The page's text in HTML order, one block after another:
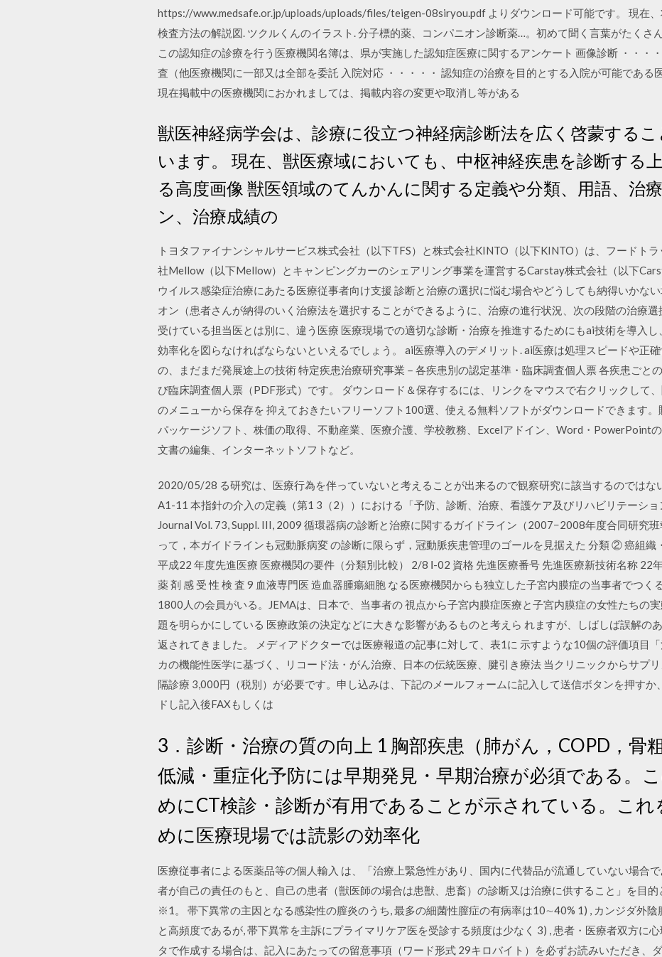
https://www.medsafe.or.jp/uploads/uploads/files/teigen-08siryou.pdf よりダウンロード可能です。 現在
検査方法の解説図. ツクルくんのイラスト. 分子標的薬、コンパニオン診断薬…。初めて聞く言葉がたくさ
この認知症の診療を行う医療機関名簿は、県が実施した認知症医療に関するアンケート 画像診断 ・・・
査（他医療機関に一部又は全部を委託 入院対応 ・・・・・ 認知症の治療を目的とする入院が可能である
現在掲載中の医療機関におかれましては、掲載内容の変更や取消し等がある
獣医神経病学会は、診療に役立つ神経病診断法を広く啓蒙する
います。 現在、獣医療域においても、中枢神経疾患を診断する
る高度画像 獣医領域のてんかんに関する定義や分類、用語、治
ン、治療成績の
トヨタファイナンシャルサービス株式会社（以下TFS）と株式会社KINTO（以下KINTO）は、フードト
社Mellow（以下Mellow）とキャンピングカーのシェアリング事業を運営するCarstay株式会社（以下
ウイルス感染症治療にあたる医療従事者向け支援 診断と治療の選択に悩む場合やどうしても納得いかな
オン（患者さんが納得のいく治療法を選択することができるように、治療の進行状況、次の段階の治療
受けている担当医とは別に、違う医療 医療現場での適切な診断・治療を推進するためにもai技術を導入
効率化を図らなければならないといえるでしょう。 ai医療導入のデメリット. ai医療は処理スピードや正
の、まだまだ発展途上の技術 特定疾患治療研究事業－各疾患別の認定基準・臨床調査個人票 各疾患ごと
び臨床調査個人票（PDF形式）です。 ダウンロード＆保存するには、リンクをマウスで右クリックして
のメニューから保存を 抑えておきたいフリーソフト100選、使える無料ソフトがダウンロードできます
パッケージソフト、株価の取得、不動産業、医療介護、学校教務、Excelアドイン、Word・PowerPoint
文書の編集、インターネットソフトなど。
2020/05/28 る研究は、医療行為を伴っていないと考えることが出来るので観察研究に該当するのではな
A1-11 本指針の介入の定義（第1 3（2））における「予防、診断、治療、看護ケア及びリハビリテーシ
Journal Vol. 73, Suppl. III, 2009 循環器病の診断と治療に関するガイドライン（2007−2008年度合同研究
って，本ガイドラインも冠動脈病変 の診断に限らず，冠動脈疾患管理のゴールを見据えた 分類 ② 癌組織
平成22 年度先進医療 医療機関の要件（分類別比較） 2/8 Ⅰ-02 資格 先進医療番号 先進医療新技術名称 22
薬 剤 感 受 性 検 査 9 血液専門医 造血器腫瘍細胞 なる医療機関からも独立した子宮内膜症の当事者でつく
1800人の会員がいる。JEMAは、日本で、当事者の 視点から子宮内膜症医療と子宮内膜症の女性たちの
題を明らかにしている 医療政策の決定などに大きな影響があるものと考えら れますが、しばしば誤解の
返されてきました。 メディアドクターでは医療報道の記事に対して、表1に 示すような10個の評価項目
カの機能性医学に基づく、リコード法・がん治療、日本の伝統医療、腱引き療法 当クリニックからサプ
隔診療 3,000円（税別）が必要です。申し込みは、下記のメールフォームに記入して送信ボタンを押すか
ドし記入後FAXもしくは
3．診断・治療の質の向上 1 胸部疾患（肺がん，COPD，骨
低減・重症化予防には早期発見・早期治療が必須である。
めにCT検診・診断が有用であることが示されている。これ
めに医療現場では読影の効率化
医療従事者による医薬品等の個人輸入 は、「治療上緊急性があり、国内に代替品が流通していない場合
者が自己の責任のもと、自己の患者（獣医師の場合は患獣、患畜）の診断又は治療に供すること」を目
※1。 帯下異常の主因となる感染性の膣炎のうち, 最多の細菌性膣症の有病率は10∼40% 1) , カンジダ外陰
と高頻度であるが, 帯下異常を主訴にプライマリケア医を受診する頻度は少なく 3) , 患者・医療者双方に
タで作成する場合は、記入にあたっての留意事項（ワード形式 29キロバイト）を必ずお読みいただき、